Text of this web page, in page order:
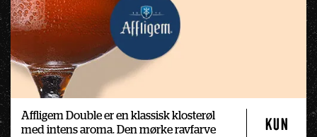
Affligem Double er en klassisk klosterøl
med intens aroma. Den mørke ravfarve
kun